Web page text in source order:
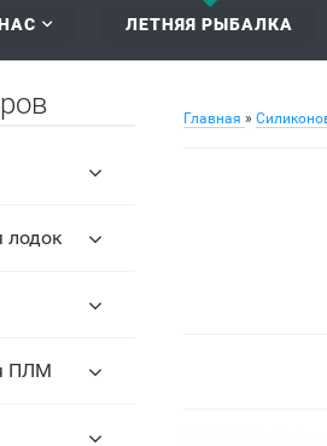
ЛЕТНЯЯ РЫБАЛКА
Главная »
лодок
ПЛМ